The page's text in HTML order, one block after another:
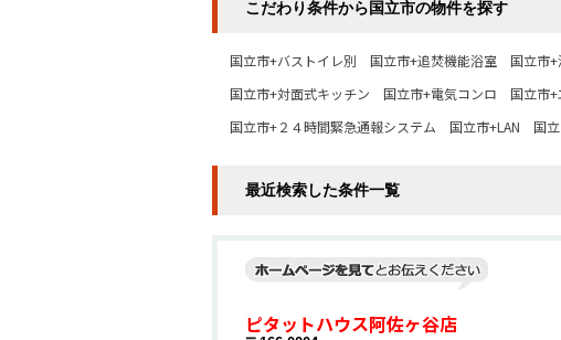
こだわり条件から国立市の物件を探す
国立市+バストイレ別 国立市+追焚機能浴室 国立市
国立市+対面式キッチン
国立市+電気コンロ 国立市
国立市+２４時間緊急通報システム
国立市+LAN 国
最近検索した条件一覧
ピタットハウス阿佐ヶ谷店